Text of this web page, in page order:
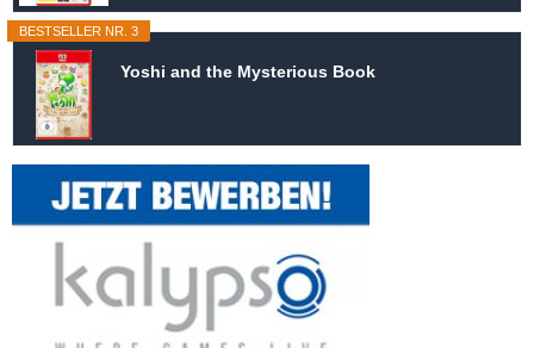
BESTSELLER NR. 3
Yoshi and the Mysterious Book